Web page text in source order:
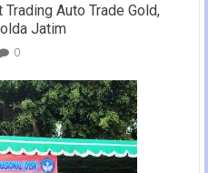
Auto Trade Gold,
Jatim
0